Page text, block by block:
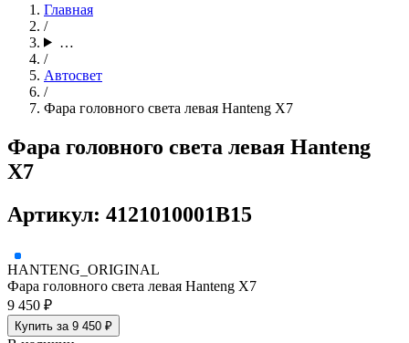
Главная
/
…
/
Автосвет
/
Фара головного света левая Hanteng X7
Фара головного света левая Hanteng
X7
Артикул: 4121010001B15
HANTENG_ORIGINAL
Фара головного света левая Hanteng X7
9 450 ₽
Купить за 9 450 ₽